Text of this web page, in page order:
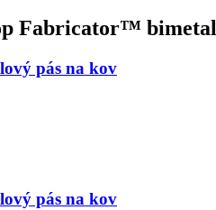
Fabricator™
pás na kov
pás na kov